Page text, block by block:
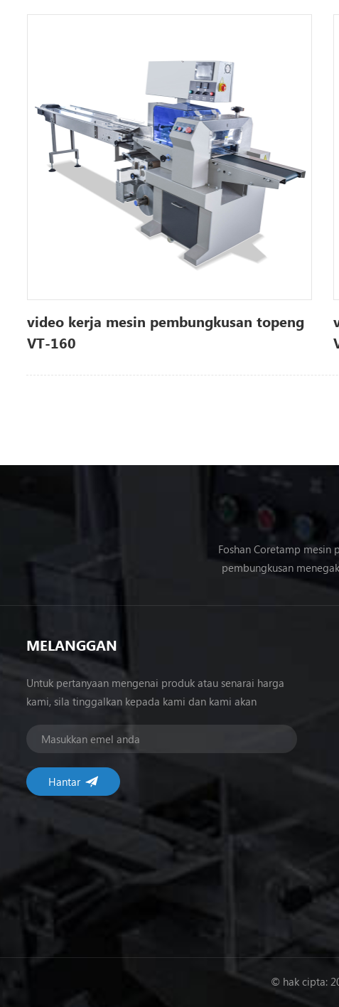
video kerja mesin pembungkusan topeng
VT-160
Foshan Coretamp mesin
pembungkusan
MELANGGAN
Untuk pertanyaan mengenai produk atau senarai harga
kami, sila tinggalkan kepada kami dan kami akan
© hak cipta: